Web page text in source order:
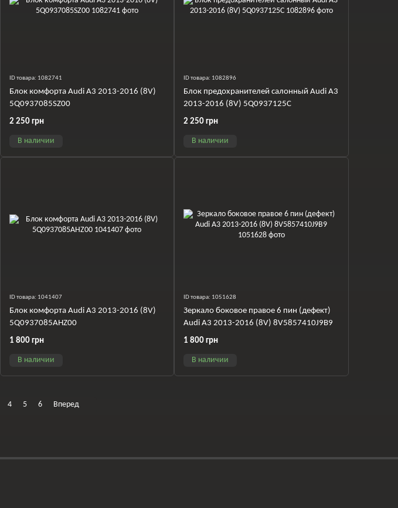
ID товара: 1082741
Блок комфорта Audi A3 2013-2016 (8V)
5Q0937085SZ00
2 250 грн
В наличии
ID товара: 1082896
Блок предохранителей салонный Audi A3
2013-2016 (8V) 5Q0937125C
2 250 грн
В наличии
ID товара: 1041407
Блок комфорта Audi A3 2013-2016 (8V)
5Q0937085AHZ00
1 800 грн
В наличии
ID товара: 1051628
Зеркало боковое правое 6 пин (дефект)
Audi A3 2013-2016 (8V) 8V5857410J9B9
1 800 грн
В наличии
4 5 6 Вперед